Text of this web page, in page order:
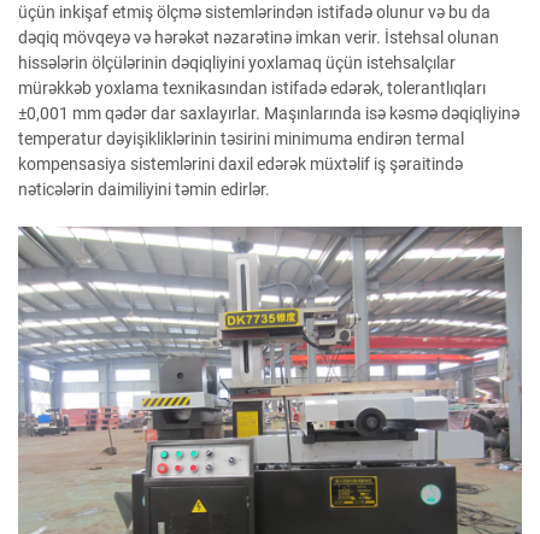
üçün inkişaf etmiş ölçmə sistemlərindən istifadə olunur və bu da
dəqiq mövqeyə və hərəkət nəzarətinə imkan verir. İstehsal olunan
hissələrin ölçülərinin dəqiqliyini yoxlamaq üçün istehsalçılar
mürəkkəb yoxlama texnikasından istifadə edərək, tolerantlıqları
±0,001 mm qədər dar saxlayırlar. Maşınlarında isə kəsmə dəqiqliyinə
temperatur dəyişikliklərinin təsirini minimuma endirən termal
kompensasiya sistemlərini daxil edərək müxtəlif iş şəraitində
nəticələrin daimiliyini təmin edirlər.